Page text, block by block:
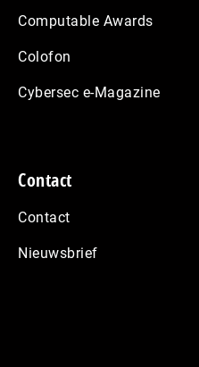
Computable Awards
Colofon
Cybersec e-Magazine
Contact
Contact
Nieuwsbrief